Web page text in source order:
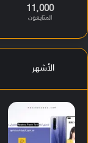
11٬000
المتابعون
الأشهر